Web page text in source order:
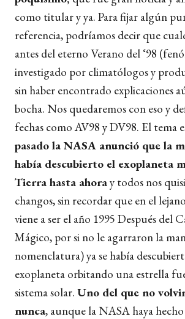
como titular y ya. Para fijar algún
referencia, podríamos decir que
antes del eterno Verano del ‘98
investigado por climatólogos y
sin haber encontrado explicaciones
bocha. Nos quedaremos con eso y
fechas como AV98 y DV98. El tema
pasado la NASA anunció que la
había descubierto el exoplaneta
Tierra hasta ahoray todos nos
changos, sin recordar que en el
viene a ser el año 1995 Después del
Mágico, por si no le agarraron la
nomenclatura) ya se había
exoplaneta orbitando una estrella
sistema solar. Uno del que no
nunca, aunque la NASA haya